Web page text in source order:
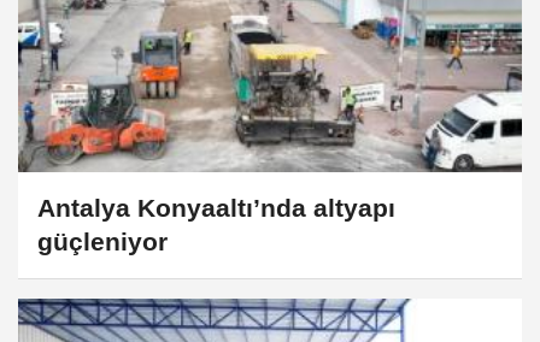
Antalya Konyaaltı’nda altyapı
güçleniyor